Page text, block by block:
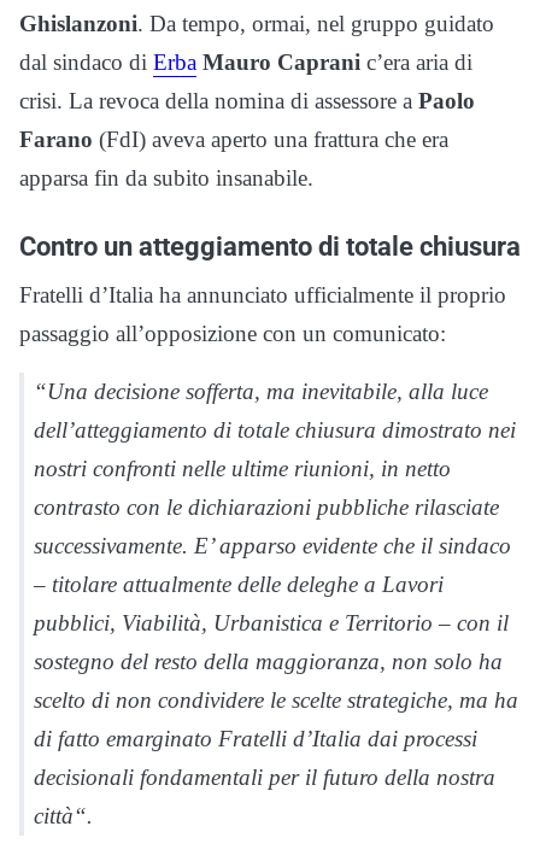
Ghislanzoni. Da tempo, ormai, nel gruppo guidato
dal sindaco di Erba Mauro Caprani c’era aria di
crisi. La revoca della nomina di assessore a Paolo
Farano (FdI) aveva aperto una frattura che era
apparsa fin da subito insanabile.
Contro un atteggiamento di totale chiusura
Fratelli d’Italia ha annunciato ufficialmente il proprio
passaggio all’opposizione con un comunicato:
“Una decisione sofferta, ma inevitabile, alla luce
dell’atteggiamento di totale chiusura dimostrato nei
nostri confronti nelle ultime riunioni, in netto
contrasto con le dichiarazioni pubbliche rilasciate
successivamente. E’ apparso evidente che il sindaco
– titolare attualmente delle deleghe a Lavori
pubblici, Viabilità, Urbanistica e Territorio – con il
sostegno del resto della maggioranza, non solo ha
scelto di non condividere le scelte strategiche, ma ha
di fatto emarginato Fratelli d’Italia dai processi
decisionali fondamentali per il futuro della nostra
città“.